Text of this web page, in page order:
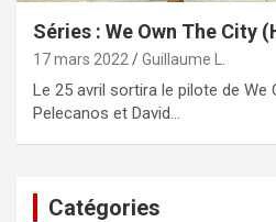
Séries : We Own The City
17 mars 2022 Guillaume L.
Le 25 avril sortira le pilote de We
Pelecanos et David…
Catégories